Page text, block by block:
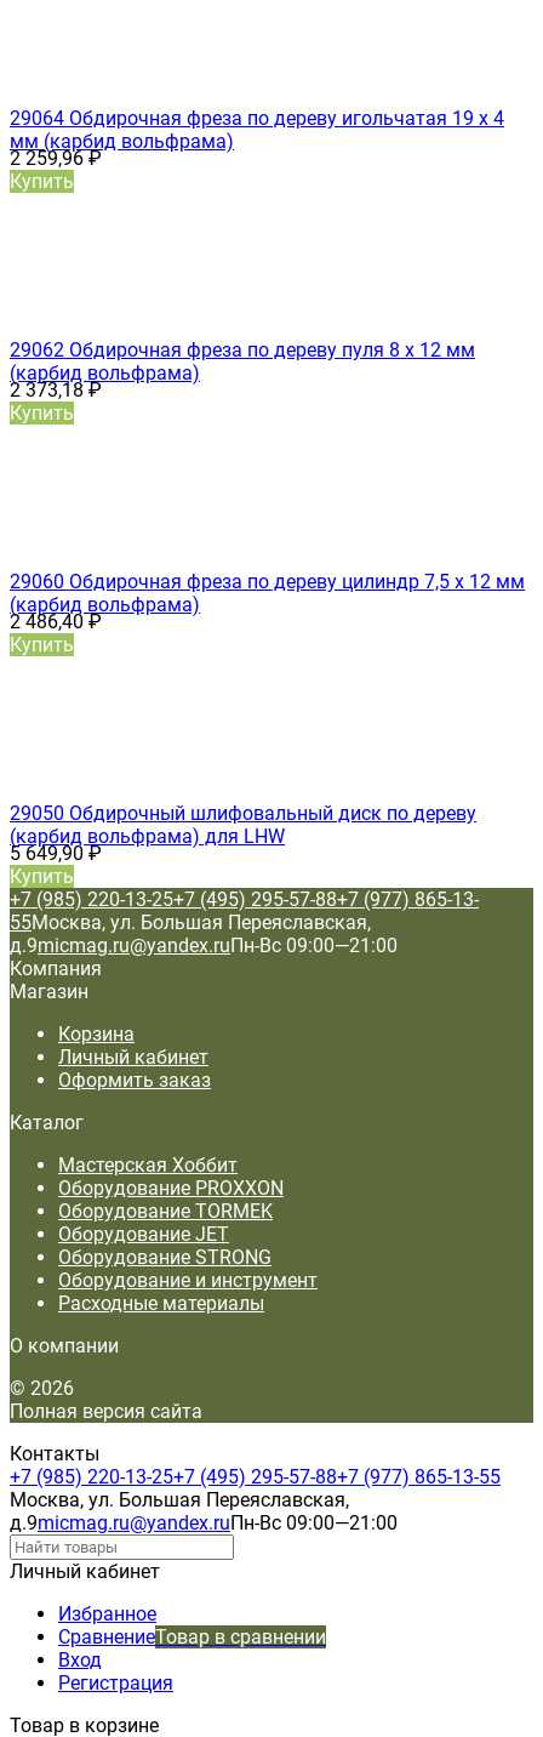
29064 Обдирочная фреза по дереву игольчатая 19 х 4
мм (карбид вольфрама)
2 259,96₽
Купить
29062 Обдирочная фреза по дереву пуля 8 х 12 мм
(карбид вольфрама)
2 373,18₽
Купить
29060 Обдирочная фреза по дереву цилиндр 7,5 х 12 мм
(карбид вольфрама)
2 486,40₽
Купить
29050 Обдирочный шлифовальный диск по дереву
(карбид вольфрама) для LHW
5 649,90₽
Купить
+7 (985) 220-13-25+7 (495) 295-57-88+7 (977) 865-13-
55Москва, ул. Большая Переяславская,
д.9micmag.ru@yandex.ruПн-Вс 09:00—21:00
Компания
Магазин
Корзина
Личный кабинет
Оформить заказ
Каталог
Мастерская Хоббит
Оборудование PROXXON
Оборудование TORMEK
Оборудование JET
Оборудование STRONG
Оборудование и инструмент
Расходные материалы
О компании
© 2026
Полная версия сайта
Контакты
+7 (985) 220-13-25+7 (495) 295-57-88+7 (977) 865-13-55
Москва, ул. Большая Переяславская,
д.9micmag.ru@yandex.ruПн-Вс 09:00—21:00
Личный кабинет
Избранное
СравнениеТовар в сравнении
Вход
Регистрация
Товар в корзине